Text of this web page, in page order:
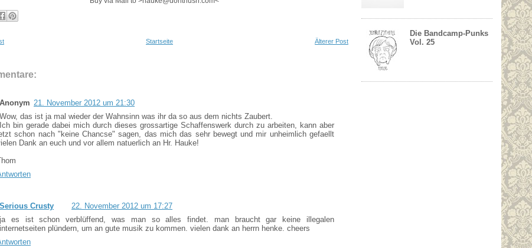
Älterer Post
Startseite
Anonym 21. November 2012 um 21:30
Wow, das ist ja mal wieder der Wahnsinn was ihr da so aus dem nichts Zaubert.
Ich bin gerade dabei mich durch dieses grossartige Schaffenswerk durch zu arbeiten, kann aber
schon nach "keine Chancse" sagen, das mich das sehr bewegt und mir unheimlich gefaellt
Dank an euch und vor allem natuerlich an Hr. Hauke!
Serious Crusty
22. November 2012 um 17:27
ja es ist schon verblüffend, was man so alles findet. man braucht gar keine illegalen
internetseiten plündern, um an gute musik zu kommen. vielen dank an herrn henke. cheers
Die Bandcamp-Punks
Vol. 25